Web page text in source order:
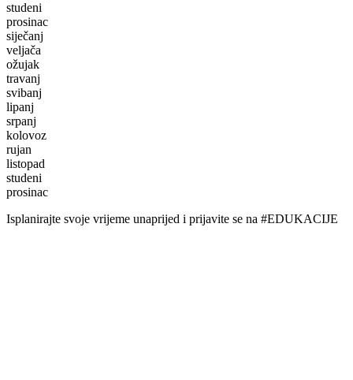
studeni
prosinac
siječanj
veljača
ožujak
travanj
svibanj
lipanj
srpanj
kolovoz
rujan
listopad
studeni
prosinac
Isplanirajte svoje vrijeme unaprijed i prijavite se na #EDUKACIJE